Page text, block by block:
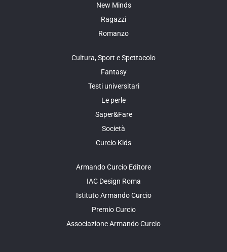
New Minds
Ragazzi
Romanzo
Cultura, Sport e Spettacolo
Fantasy
Testi universitari
Le perle
Saper&Fare
Società
Curcio Kids
Armando Curcio Editore
IAC Design Roma
Istituto Armando Curcio
Premio Curcio
Associazione Armando Curcio